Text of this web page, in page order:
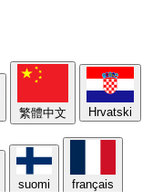
繁體中文 Hrvatski
suomi français